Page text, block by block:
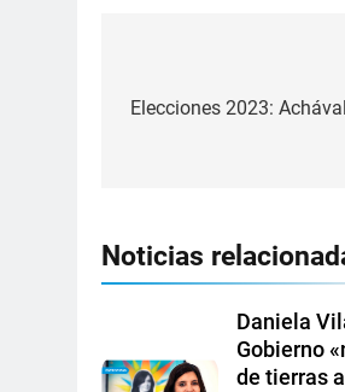
Elecciones 2023:
Noticias
Daniela
Gobierno
de tierras